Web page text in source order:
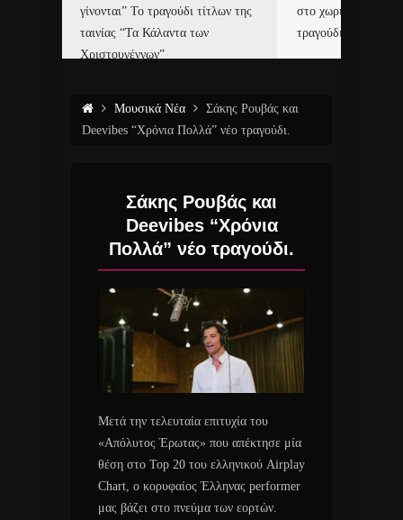
γίνονται” Το τραγούδι τίτλων της
ταινίας “Τα Κάλαντα των
Χριστουγέννων”
στο χωριό του Άι
τραγούδι και video
Μουσικά Νέα
Σάκης Ρουβάς και
Deevibes “Χρόνια Πολλά” νέο τραγούδι.
Σάκης Ρουβάς και
Deevibes “Χρόνια
Πολλά” νέο τραγούδι.
Μετά την τελευταία επιτυχία του
«Απόλυτος Έρωτας» που απέκτησε μία
θέση στο Top 20 του ελληνικού Airplay
Chart, ο κορυφαίος Έλληνας performer
μας βάζει στο πνεύμα των εορτών.